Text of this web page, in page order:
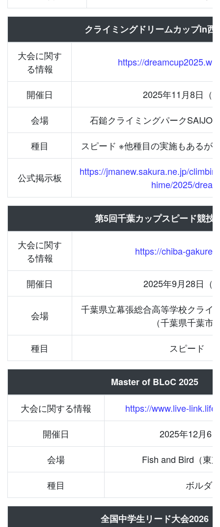
クライミングドリームカップin西
大会に関す
る情報
https://
開催日
2025年11月8日（
会場
石鎚クライミングパークSAIJO
種目
スピード ※他種目の実施もあるが
公式掲示板
https://jmanew.sakura.ne.jp/
hime/2025/
第5回千葉カップスピード競技
大会に関す
る情報
https://chiba-
開催日 2025年9月28日（
会場
千葉県立幕張総合高等学校クライ
（千葉県千葉市
種目
スピード
Master of BLoC 2025
大会に関する情報
https://www.live-
開催日
2025年12月6
会場
Fish and Bird（東
種目
ボルダ
全国中学生リード大会2026